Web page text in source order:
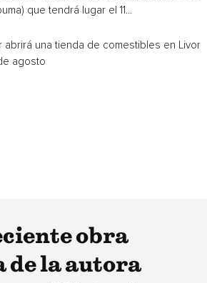
que tendrá lugar el 11...
abrirá una tienda de comestibles en
agosto
obra
de la autora